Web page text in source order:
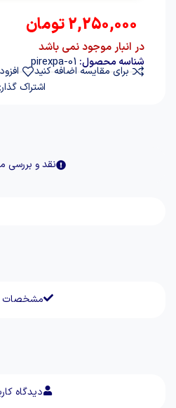
2,250,000تومان
در انبار موجود نمی باشد
شناسه محصول: pirexpa-01
برای مقایسه اضافه کنید
اشتراک
نقد و
مشخصات
دیدگاه